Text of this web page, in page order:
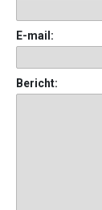
E-mail:
Bericht: